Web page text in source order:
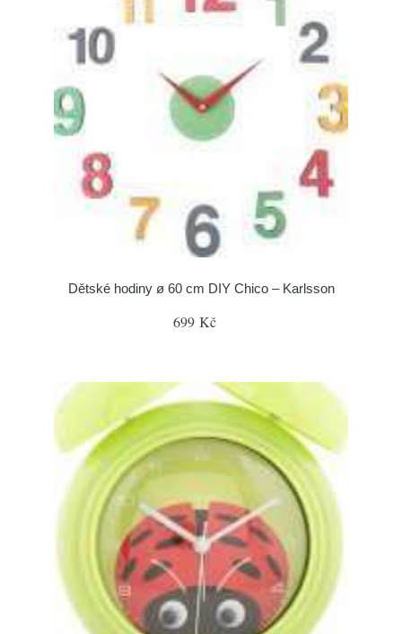
Dětské hodiny ø 60 cm DIY Chico – Karlsson
699 Kč